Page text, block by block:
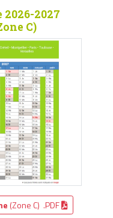
2027
C)
(Zone C) .PDF